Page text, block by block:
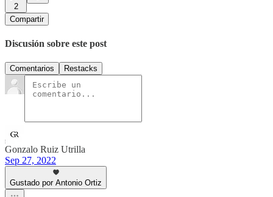
2
Compartir
Discusión sobre este post
Comentarios Restacks
Gonzalo Ruiz Utrilla
Sep 27, 2022
Gustado por Antonio Ortiz